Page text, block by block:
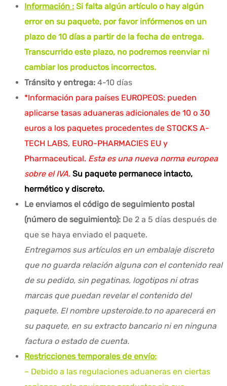
Información : Si falta algún artículo o hay algún
error en su paquete, por favor infórmenos en un
plazo de 10 días a partir de la fecha de entrega.
Transcurrido este plazo, no podremos reenviar ni
cambiar los productos incorrectos.
Tránsito y entrega: 4-10 días
*Información para países EUROPEOS: pueden
aplicarse tasas aduaneras adicionales de 10 o 30
euros a los paquetes procedentes de STOCKS A-
TECH LABS, EURO-PHARMACIES EU y
Pharmaceutical. Esta es una nueva norma europea
sobre el IVA. Su paquete permanece intacto,
hermético y discreto.
Le enviamos el código de seguimiento postal
(número de seguimiento): De 2 a 5 días después de
que se haya enviado el paquete.
Entregamos sus artículos en un embalaje discreto
que no guarda relación alguna con el contenido real
de su pedido, sin pegatinas, logotipos ni otras
marcas que puedan revelar el contenido del
paquete. El nombre upsteroide.to no aparecerá en
su paquete, en su extracto bancario ni en ninguna
factura o estado de cuenta.
Restricciones temporales de envío:
– Debido a las regulaciones aduaneras en ciertas